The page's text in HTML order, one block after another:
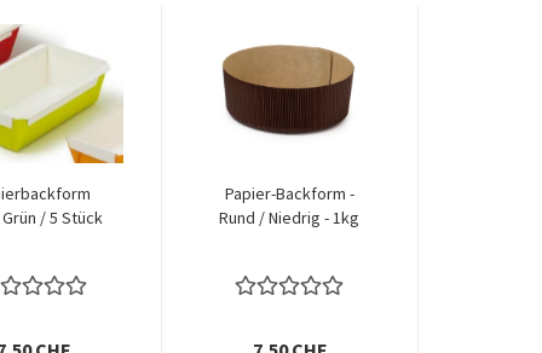
/ 5 Stück
Papier-Backform -
Rund / Niedrig - 1kg